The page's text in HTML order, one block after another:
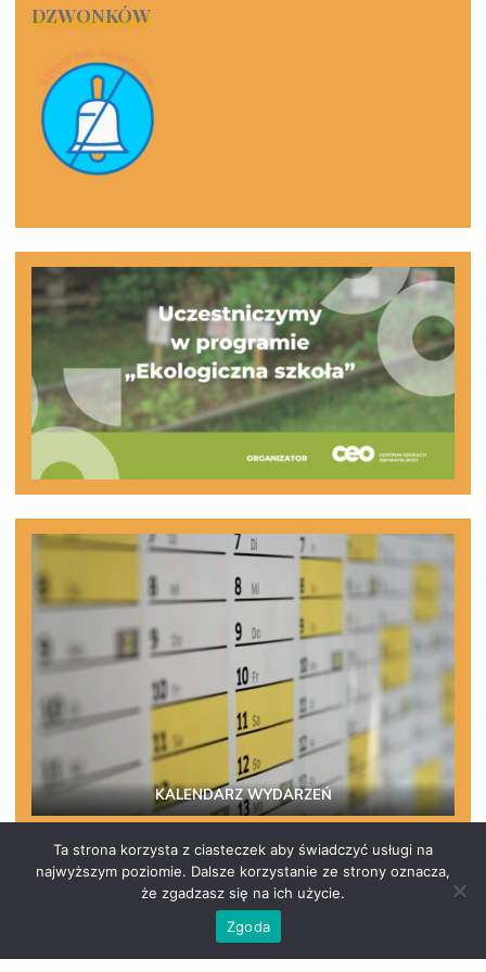
DZWONKÓW
KALENDARZ WYDARZEŃ
Ta strona korzysta z ciasteczek aby świadczyć usługi na
najwyższym poziomie. Dalsze korzystanie ze strony oznacza,
że zgadzasz się na ich użycie.
Zgoda